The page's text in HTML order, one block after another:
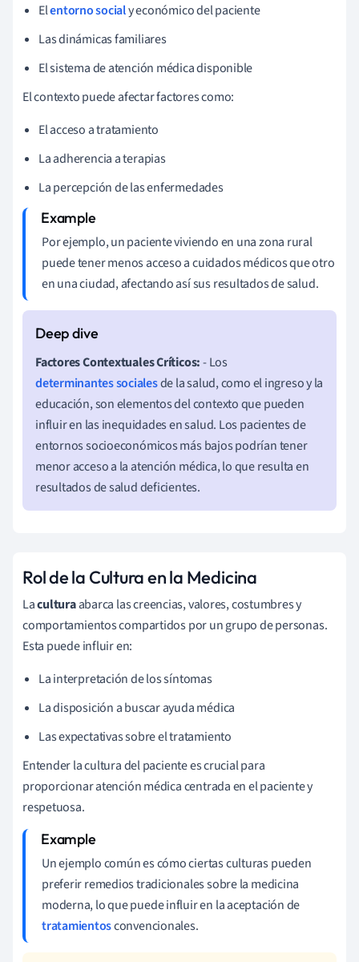
Elentorno socialy económico del paciente
Las dinámicas familiares
El sistema de atención médica disponible
El contexto puede afectar factores como:
El acceso a tratamiento
La adherencia a terapias
La percepción de las enfermedades
Por ejemplo, un paciente viviendo en una zona rural
puede tener menos acceso a cuidados médicos que otro
en una ciudad, afectando así sus resultados de salud.
Factores Contextuales Críticos:- Los
determinantes socialesde la salud, como el ingreso y la
educación, son elementos del contexto que pueden
influir en las inequidades en salud. Los pacientes de
entornos socioeconómicos más bajos podrían tener
menor acceso a la atención médica, lo que resulta en
resultados de salud deficientes.
Rol de la Cultura en la Medicina
Laculturaabarca las creencias, valores, costumbres y
comportamientos compartidos por un grupo de personas.
Esta puede influir en:
La interpretación de los síntomas
La disposición a buscar ayuda médica
Las expectativas sobre el tratamiento
Entender la cultura del paciente es crucial para
proporcionar atención médica centrada en el paciente y
respetuosa.
Un ejemplo común es cómo ciertas culturas pueden
preferir remedios tradicionales sobre la medicina
moderna, lo que puede influir en la aceptación de
tratamientosconvencionales.